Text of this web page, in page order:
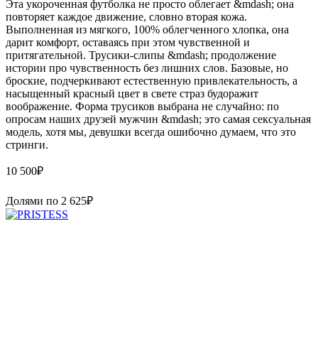
Эта укороченная футболка не просто облегает &mdash; она
повторяет каждое движение, словно вторая кожа.
Выполненная из мягкого, 100% облегченного хлопка, она
дарит комфорт, оставаясь при этом чувственной и
притягательной. Трусики-слипы &mdash; продолжение
истории про чувственность без лишних слов. Базовые, но
броские, подчеркивают естественную привлекательность, а
насыщенный красный цвет в свете страз будоражит
воображение. Форма трусиков выбрана не случайно: по
опросам наших друзей мужчин &mdash; это самая сексуальная
модель, хотя мы, девушки всегда ошибочно думаем, что это
стринги.
10 500₽
Долями по 2 625₽